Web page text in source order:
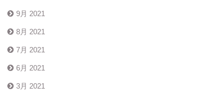
9月 2021
8月 2021
7月 2021
6月 2021
3月 2021